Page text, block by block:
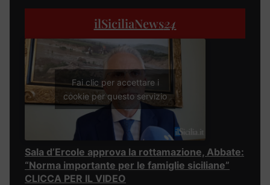
ilSiciliaNews24
Fai clic per accettare i
cookie per questo servizio
Sala d’Ercole approva la rottamazione, Abbate:
“Norma importante per le famiglie siciliane”
CLICCA PER IL VIDEO